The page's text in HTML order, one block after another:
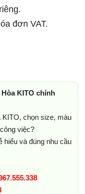
đơn VAT.
KITO chính
KITO, chọn size, màu
việc?
hiểu và đúng nhu cầu